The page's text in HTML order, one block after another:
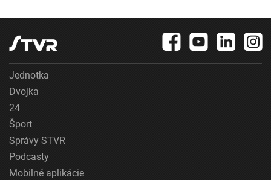
Jednotka
Dvojka
24
Šport
Správy STVR
Podcasty
Mobilné aplikácie